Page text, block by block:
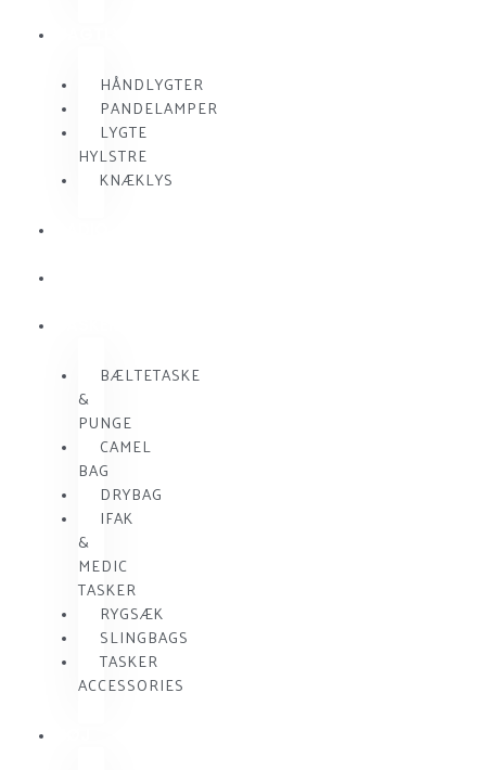
HÅNDLYGTER
PANDELAMPER
LYGTE
HYLSTRE
KNÆKLYS
BÆLTETASKE
&
PUNGE
CAMEL
BAG
DRYBAG
IFAK
&
MEDIC
TASKER
RYGSÆK
SLINGBAGS
TASKER
ACCESSORIES